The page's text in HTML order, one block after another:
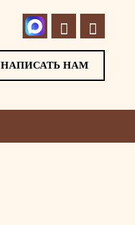
НАПИСАТЬ НАМ